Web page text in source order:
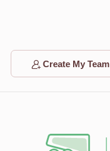
Create My Team